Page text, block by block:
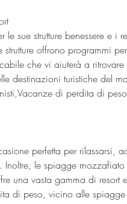
le sue strutture benessere e i
offrono programmi
che vi aiuterà a
destinazioni turistiche del
di perdita di
perfetta per rilassarsi,
Inoltre, le spiagge
una vasta gamma di resort e
di peso, vicino alle